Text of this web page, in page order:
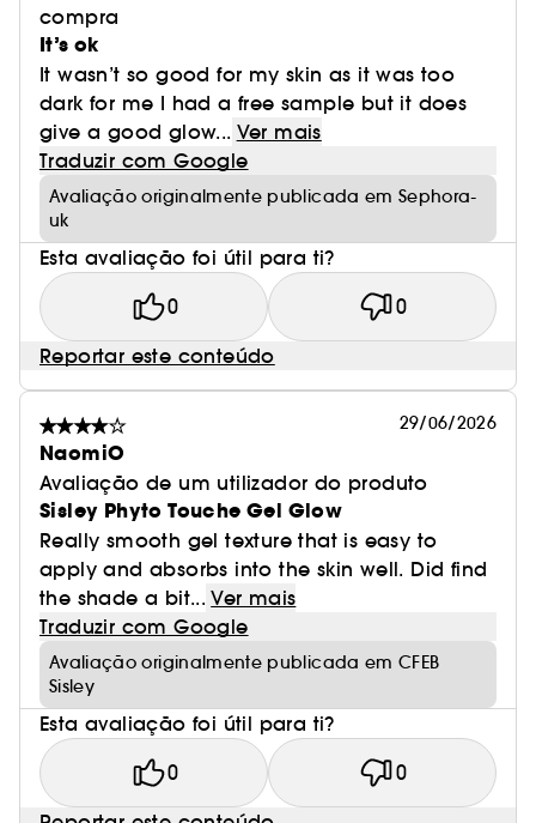
compra
It’s ok
It wasn’t so good for my skin as it was too
dark for me I had a free sample but it does
give a good glow... Ver mais
Traduzir com Google
Avaliação originalmente publicada em Sephora-
uk
Esta avaliação foi útil para ti?
0 0
Reportar este conteúdo
29/06/2026
NaomiO
Avaliação de um utilizador do produto
Sisley Phyto Touche Gel Glow
Really smooth gel texture that is easy to
apply and absorbs into the skin well. Did find
the shade a bit... Ver mais
Traduzir com Google
Avaliação originalmente publicada em CFEB
Sisley
Esta avaliação foi útil para ti?
0 0